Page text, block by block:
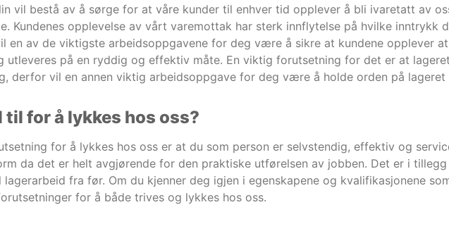
vil bestå av å sørge for at våre kunder til enhver tid opplever å bli ivaretatt av
Kundenes opplevelse av vårt varemottak har sterk innflytelse på hvilke inntrykk
en av de viktigste arbeidsoppgavene for deg være å sikre at kundene opplever
utleveres på en ryddig og effektiv måte. En viktig forutsetning for det er at
derfor vil en annen viktig arbeidsoppgave for deg være å holde orden på lageret
til for å lykkes hos oss?
for å lykkes hos oss er at du som person er selvstendig, effektiv og
da det er helt avgjørende for den praktiske utførelsen av jobben. Det er i
lagerarbeid fra før. Om du kjenner deg igjen i egenskapene og kvalifikasjonene
for å både trives og lykkes hos oss.